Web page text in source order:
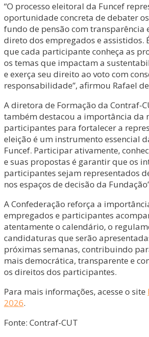
“O processo eleitoral da Funcef
oportunidade concreta de debater
fundo de pensão com transparência
direto dos empregados e assistidos.
que cada participante conheça as
os temas que impactam a
e exerça seu direito ao voto com
responsabilidade”, afirmou Rafael
A diretora de Formação da Contraf-
também destacou a importância da
participantes para fortalecer a
eleição é um instrumento essencial
Funcef. Participar ativamente,
e suas propostas é garantir que os
participantes sejam representados
nos espaços de decisão da
A Confederação reforça a
empregados e participantes
atentamente o calendário, o
candidaturas que serão
próximas semanas, contribuindo
mais democrática, transparente e
os direitos dos participantes.
Para mais informações, acesse o site
2026.
Fonte: Contraf-CUT